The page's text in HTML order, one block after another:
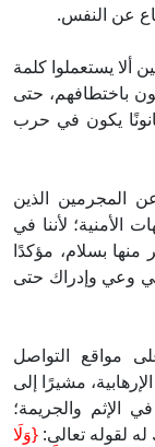
النفس.
يستعملوا كلمة
حتى
يكون في حرب
الذين
لأننا في
بسلام، مؤكدًا
وإدراك حتى
التواصل
مشيرًا إلى
والجريمة؛
تعالى:{وَلَا